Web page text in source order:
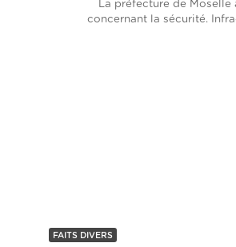
La préfecture de Moselle
concernant la sécurité.
FAITS DIVERS